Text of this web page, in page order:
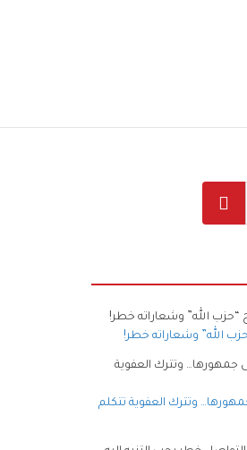
الله” وشعاراته خطر!
وتترك العفوية تتكلم